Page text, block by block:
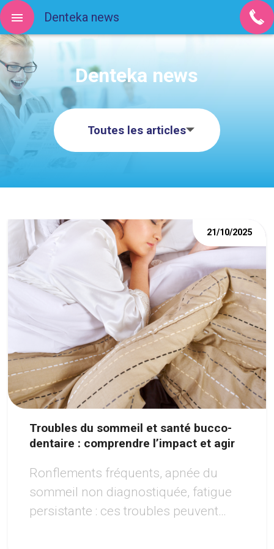
Denteka news
Toutes les articles
Troubles du sommeil et santé bucco-
dentaire : comprendre l’impact et agir
21/10/2025
Ronflements fréquents, apnée du
sommeil non diagnostiquée, fatigue
persistante : ces troubles peuvent
Denteka news